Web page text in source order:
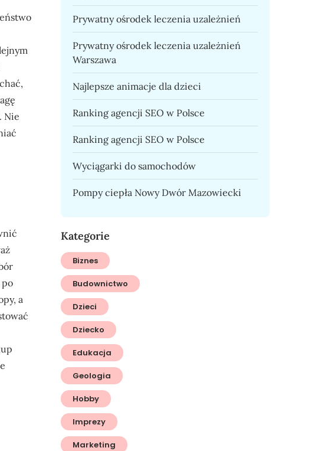
Nie
a
Prywatny ośrodek leczenia uzależnień
Prywatny ośrodek leczenia uzależnień
Warszawa
Najlepsze animacje dla dzieci
Ranking agencji SEO w Polsce
Ranking agencji SEO w Polsce
Wyciągarki do samochodów
Pompy ciepła Nowy Dwór Mazowiecki
Kategorie
Biznes
Budownictwo
Dzieci
Dziecko
Edukacja
Geologia
Hobby
Imprezy
Marketing